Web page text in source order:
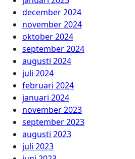
december 2024
november 2024
oktober 2024
september 2024
augusti 2024
juli 2024
februari 2024
januari 2024
november 2023
september 2023
augusti 2023
juli 2023